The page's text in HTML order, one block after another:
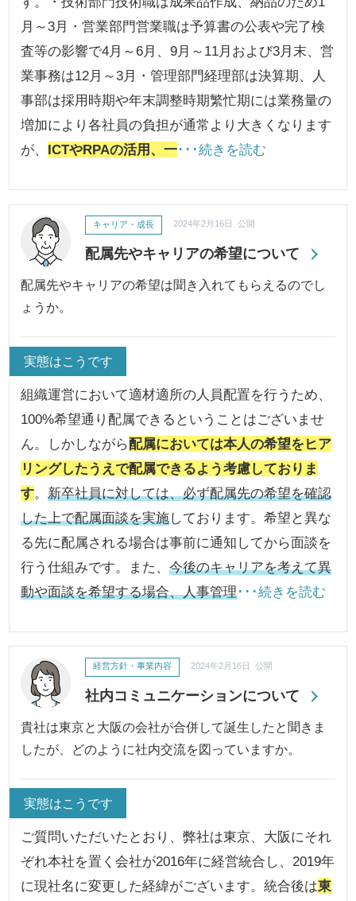
月～3月・営業部門営業職は予算書の公表や完了検
査等の影響で4月～6月、9月～11月および3月末、営
業事務は12月～3月・管理部門経理部は決算期、人
事部は採用時期や年末調整時期繁忙期には業務量の
増加により各社員の負担が通常より大きくなります
が、 ICTやRPAの活用、一･･･続きを読む
配属先やキャリアの希望について
キャリア・成長 2024年2月16日 公開
配属先やキャリアの希望は聞き入れてもらえるのでし
ょうか。
実態はこうです
組織運営において適材適所の人員配置を行うため、
100%希望通り配属できるということはございませ
ん。しかしながら配属においては本人の希望をヒア
リングしたうえで配属できるよう考慮しておりま
す。新卒社員に対しては、必ず配属先の希望を確認
した上で配属面談を実施しております。希望と異な
る先に配属される場合は事前に通知してから面談を
行う仕組みです。また、今後のキャリアを考えて異
動や面談を希望する場合、人事管理･･･続きを読む
社内コミュニケーションについて
経営方針・事業内容 2024年2月16日 公開
貴社は東京と大阪の会社が合併して誕生したと聞きま
したが、どのように社内交流を図っていますか。
実態はこうです
ご質問いただいたとおり、弊社は東京、大阪にそれ
ぞれ本社を置く会社が2016年に経営統合し、2019年
に現社名に変更した経緯がございます。統合後は東